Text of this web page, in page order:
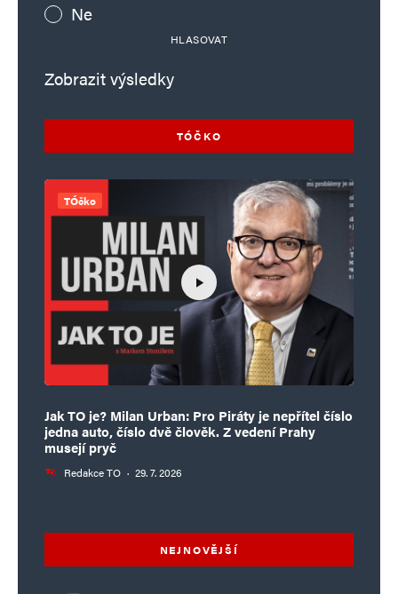
Ne
HLASOVAT
Zobrazit výsledky
TÓČKO
TÓčko
Jak TO je? Milan Urban: Pro Piráty je nepřítel číslo
jedna auto, číslo dvě člověk. Z vedení Prahy
musejí pryč
Redakce TO · 29. 7. 2026
NEJNOVĚJŠÍ